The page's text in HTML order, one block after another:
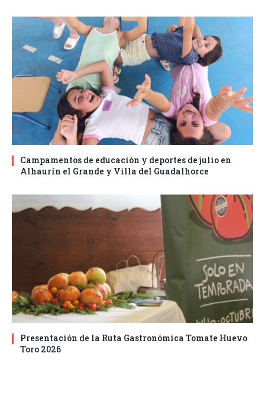
Campamentos de educación y deportes de julio en
Alhaurín el Grande y Villa del Guadalhorce
Presentación de la Ruta Gastronómica Tomate Huevo
Toro 2026